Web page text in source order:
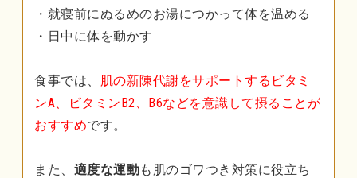
・就寝前にぬるめのお湯につかって体を温める
・日中に体を動かす
食事では、 肌の新陳代謝をサポートするビタミ
ンA、ビタミンB2、B6などを意識して摂ることが
おすすめです。
また、 適度な運動も肌のゴワつき対策に役立ち